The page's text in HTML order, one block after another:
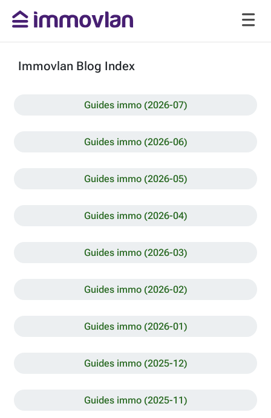
Immovlan Blog Index
Guides immo (2026-07)
Guides immo (2026-06)
Guides immo (2026-05)
Guides immo (2026-04)
Guides immo (2026-03)
Guides immo (2026-02)
Guides immo (2026-01)
Guides immo (2025-12)
Guides immo (2025-11)